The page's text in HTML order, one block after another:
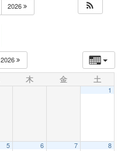
t
i
2026
2026
木 金 土
1
5 6 7 8